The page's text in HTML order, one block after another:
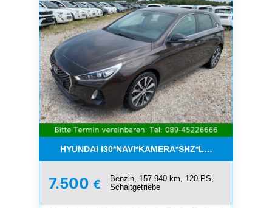
HYUNDAI
7.500 €
Benzin, 157.940 km, 120 PS,
Schaltgetriebe